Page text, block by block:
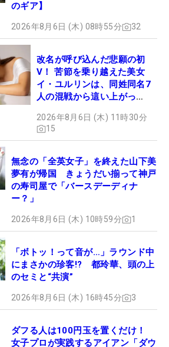
のギア】
2026年8月6日 (木) 08時55分 32
改名が呼び込んだ悲願の初
V！ 苦節を乗り越えた美女
イ・ユルリンは、同姓同名7
人の混戦から這い上がっ
2026年8月6日 (木) 11時30分
15
無念の「全英女子」を終えた山下美
夢有が帰国 きょうだい揃って神戸
の寿司屋で「バースデーディナ
ー？」
2026年8月6日 (木) 10時59分 1
「ボトッ！って音が…」ラウンド中
にまさかの珍客!? 都玲華、頭の上
のセミと“共演”
2026年8月6日 (木) 16時45分 3
ダフる人は100円玉を置くだけ！
女子プロが実践するアイアン「ダウ